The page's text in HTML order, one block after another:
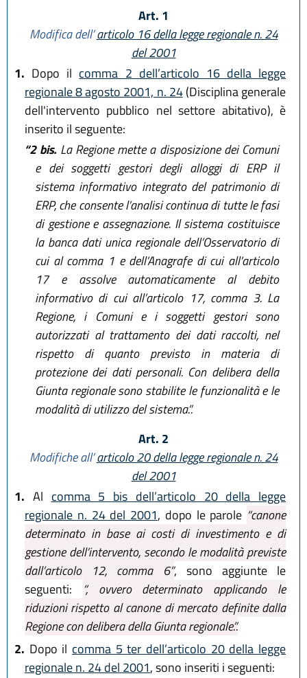
Art. 1
Modifica dell’articolo 16 della legge regionale n. 24
del 2001
1. Dopo il comma 2 dell’articolo 16 della legge
regionale 8 agosto 2001, n. 24(Disciplina generale
dell'intervento pubblico nel settore abitativo), è
inserito il seguente:
“2 bis.La Regione mette a disposizione dei Comuni
e dei soggetti gestori degli alloggi di ERP il
sistema informativo integrato del patrimonio di
ERP, che consente l’analisi continua di tutte le fasi
di gestione e assegnazione. Il sistema costituisce
la banca dati unica regionale dell’Osservatorio di
cui al comma 1 e dell’Anagrafe di cui all’articolo
17 e assolve automaticamente al debito
informativo di cui all’articolo 17, comma 3. La
Regione, i Comuni e i soggetti gestori sono
autorizzati al trattamento dei dati raccolti, nel
rispetto di quanto previsto in materia di
protezione dei dati personali. Con delibera della
Giunta regionale sono stabilite le funzionalità e le
modalità di utilizzo del sistema.”.
Art. 2
Modifiche all’articolo 20 della legge regionale n. 24
del 2001
1. Al comma 5 bis dell’articolo 20 della legge
regionale n. 24 del 2001, dopo le parole “canone
determinato in base ai costi di investimento e di
gestione dell’intervento, secondo le modalità previste
dall’articolo 12, comma 6”, sono aggiunte le
seguenti: “, ovvero determinato applicando le
riduzioni rispetto al canone di mercato definite dalla
Regione con delibera della Giunta regionale.”.
2. Dopo il comma 5 ter dell’articolo 20 della legge
regionale n. 24 del 2001, sono inseriti i seguenti: